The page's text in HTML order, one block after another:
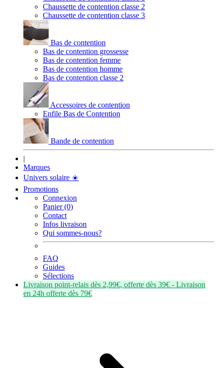
Chaussette de contention classe 2
Chaussette de contention classe 3
Bas de contention
Bas de contention grossesse
Bas de contention femme
Bas de contention homme
Bas de contention classe 2
Accessoires de contention
Enfile Bas de Contention
Bande de contention
|
Marques
Univers solaire ☀️
Promotions
Connexion
Panier (0)
Contact
Infos livraison
Qui sommes-nous?
FAQ
Guides
Sélections
Livraison point-relais dès 2,99€, offerte dès 39€ - Livraison
en 24h offerte dès 79€